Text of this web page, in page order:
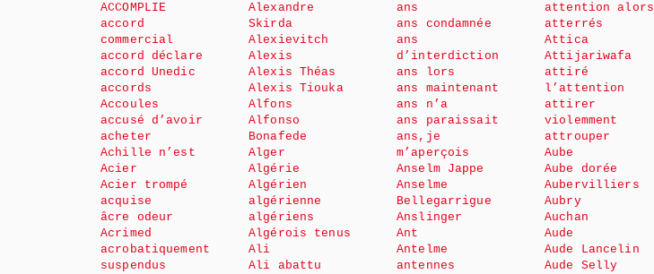
ACCOMPLIE
accord
commercial
accord déclare
accord Unedic
accords
Accoules
accusé d’avoir
acheter
Achille n’est
Acier
Acier trompé
acquise
âcre odeur
Acrimed
acrobatiquement
suspendus
Alexandre
Skirda
Alexievitch
Alexis
Alexis Théas
Alexis Tiouka
Alfons
Alfonso
Bonafede
Alger
Algérie
Algérien
algérienne
algériens
Algérois tenus
Ali
Ali abattu
ans
ans condamnée
ans
d’interdiction
ans lors
ans maintenant
ans n’a
ans paraissait
ans,je
m’aperçois
Anselm Jappe
Anselme
Bellegarrigue
Anslinger
Ant
Antelme
antennes
attention alors
atterrés
Attica
Attijariwafa
attiré
l’attention
attirer
violemment
attrouper
Aube
Aube dorée
Aubervilliers
Aubry
Auchan
Aude
Aude Lancelin
Aude Selly